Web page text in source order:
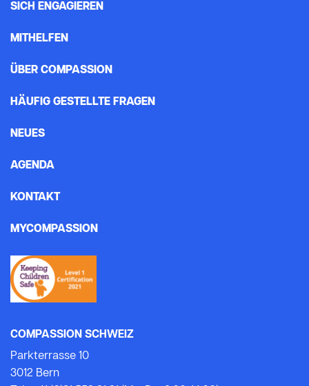
SICH ENGAGIEREN
MITHELFEN
ÜBER COMPASSION
HÄUFIG GESTELLTE FRAGEN
NEUES
AGENDA
KONTAKT
MYCOMPASSION
COMPASSION SCHWEIZ
Parkterrasse 10
3012 Bern